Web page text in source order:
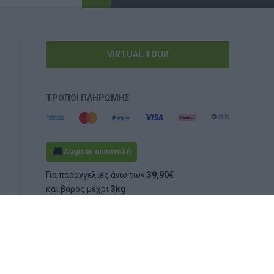
VIRTUAL TOUR
ΤΡΌΠΟΙ ΠΛΗΡΩΜΉΣ
🚚Δωρεάν αποστολή
Για παραγγελίες άνω των39,90€
και βάρος μέχρι3kg